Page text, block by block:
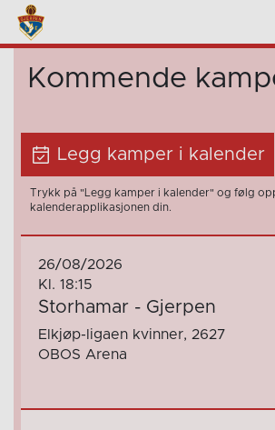
Kommende
Legg kamper i kalender
Trykk på "Legg kamper i kalender" og følg
kalenderapplikasjonen din.
26/08/2026
Kl. 18:15
Storhamar - Gjerpen
Elkjøp-ligaen kvinner, 2627
OBOS Arena